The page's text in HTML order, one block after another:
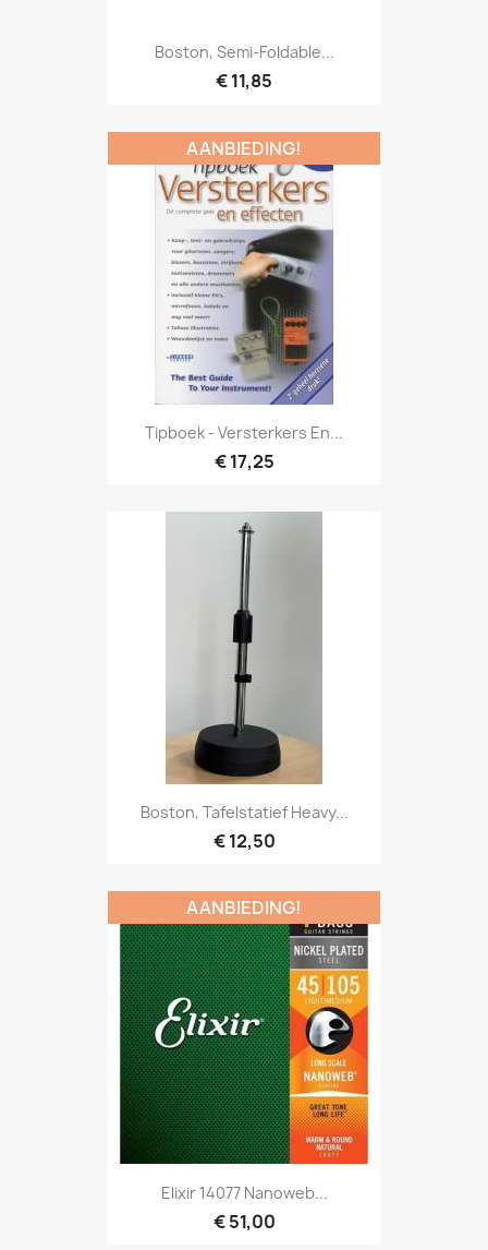
Snel bekijken
Boston, Semi-Foldable...
€ 11,85
Snel bekijken
Tipboek - Versterkers En...
€ 17,25
AANBIEDING!
 Snel bekijken
Boston, Tafelstatief Heavy...
€ 12,50
Snel bekijken
Elixir 14077 Nanoweb...
€ 51,00
AANBIEDING!